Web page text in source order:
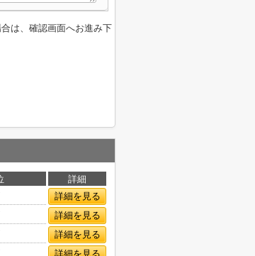
は、確認画面へお進み下
詳細
詳細を見る
詳細を見る
詳細を見る
詳細を見る